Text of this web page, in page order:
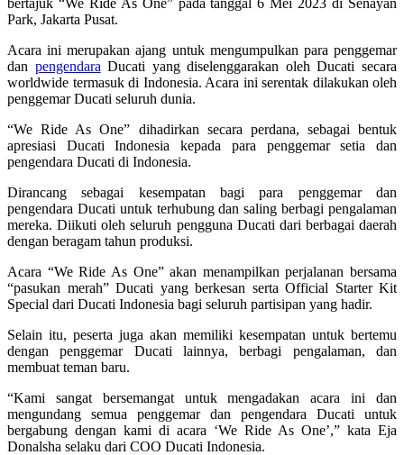
Park, Jakarta Pusat.
Acara ini merupakan ajang untuk mengumpulkan para penggemar
dan pengendara Ducati yang diselenggarakan oleh Ducati secara
worldwide termasuk di Indonesia. Acara ini serentak dilakukan oleh
penggemar Ducati seluruh dunia.
“We Ride As One” dihadirkan secara perdana, sebagai bentuk
apresiasi Ducati Indonesia kepada para penggemar setia dan
pengendara Ducati di Indonesia.
Dirancang sebagai kesempatan bagi para penggemar dan
pengendara Ducati untuk terhubung dan saling berbagi pengalaman
mereka. Diikuti oleh seluruh pengguna Ducati dari berbagai daerah
dengan beragam tahun produksi.
Acara “We Ride As One” akan menampilkan perjalanan bersama
“pasukan merah” Ducati yang berkesan serta Official Starter Kit
Special dari Ducati Indonesia bagi seluruh partisipan yang hadir.
Selain itu, peserta juga akan memiliki kesempatan untuk bertemu
dengan penggemar Ducati lainnya, berbagi pengalaman, dan
membuat teman baru.
“Kami sangat bersemangat untuk mengadakan acara ini dan
mengundang semua penggemar dan pengendara Ducati untuk
bergabung dengan kami di acara ‘We Ride As One’,” kata Eja
Donalsha selaku dari COO Ducati Indonesia.